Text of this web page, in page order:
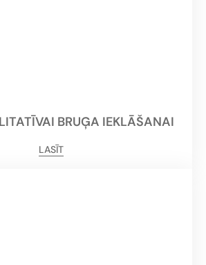
BRUĢA IEKLĀŠANAI
LASĪT